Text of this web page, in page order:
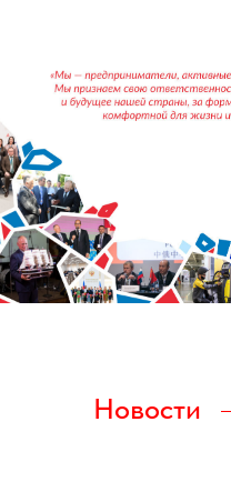
Новости